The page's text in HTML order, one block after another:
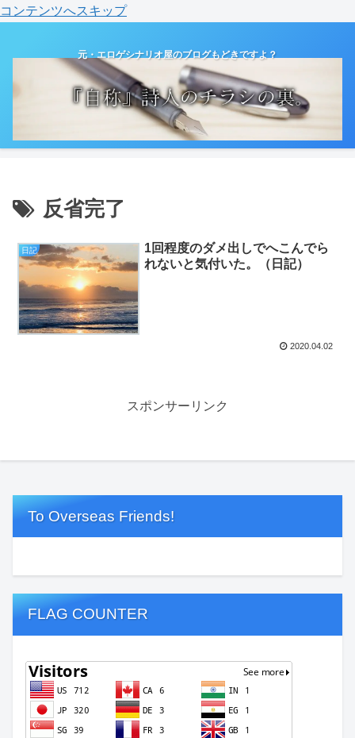
コンテンツへスキップ
元・エロゲシナリオ屋のブログもどきですよ？
反省完了
日記
1回程度のダメ出しでへこんでら
れないと気付いた。（日記）
2020.04.02
スポンサーリンク
To Overseas Friends!
FLAG COUNTER